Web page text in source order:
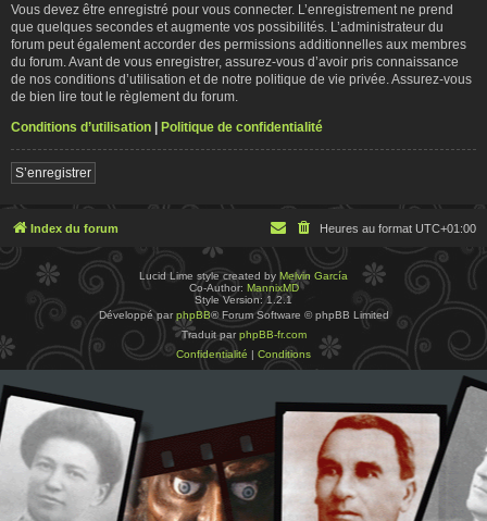
Vous devez être enregistré pour vous connecter. L’enregistrement ne prend
que quelques secondes et augmente vos possibilités. L’administrateur du
forum peut également accorder des permissions additionnelles aux membres
du forum. Avant de vous enregistrer, assurez-vous d’avoir pris connaissance
de nos conditions d’utilisation et de notre politique de vie privée. Assurez-vous
de bien lire tout le règlement du forum.
Conditions d’utilisation | Politique de confidentialité
S’enregistrer
Index du forum Heures au format UTC+01:00
Lucid Lime style created by Melvin García
Co-Author: MannixMD
Style Version: 1.2.1
Développé par phpBB® Forum Software © phpBB Limited
Traduit par phpBB-fr.com
Confidentialité | Conditions